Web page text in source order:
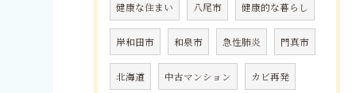
健康な住まい 八尾市 健康的な暮らし
岸和田市 和泉市 急性肺炎 門真市
北海道 中古マンション カビ再発